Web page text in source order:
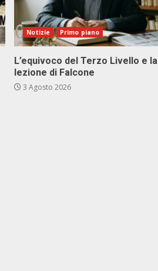
Notizie Primo piano
L’equivoco del Terzo Livello e la
lezione di Falcone
3 Agosto 2026